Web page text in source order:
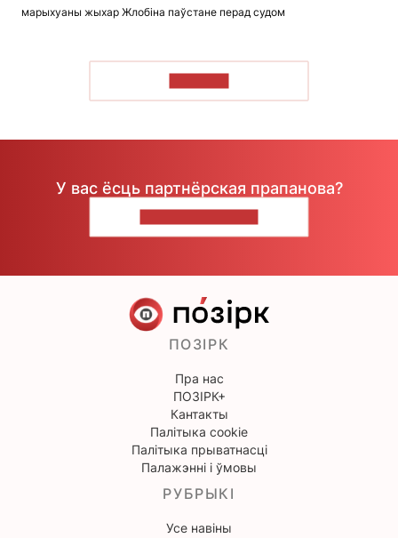
марыхуаны жыхар Жлобіна паўстане перад судом
У вас ёсць партнёрская прапанова?
ПОЗІРК
Пра нас
ПОЗІРК+
Кантакты
Палітыка cookie
Палітыка прыватнасці
Палажэнні і ўмовы
РУБРЫКІ
Усе навіны